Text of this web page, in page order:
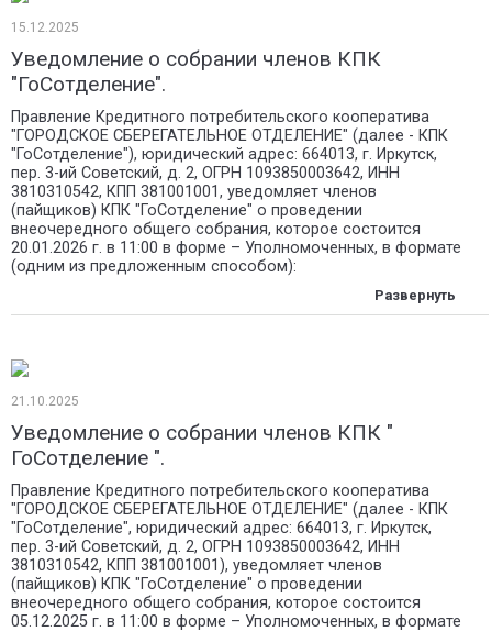
15.12.2025
Уведомление о собрании членов КПК
"ГоСотделение".
Правление Кредитного потребительского кооператива
"ГОРОДСКОЕ СБЕРЕГАТЕЛЬНОЕ ОТДЕЛЕНИЕ" (далее - КПК
"ГоСотделение"), юридический адрес: 664013, г. Иркутск,
пер. 3-ий Советский, д. 2, ОГРН 1093850003642, ИНН
3810310542, КПП 381001001, уведомляет членов
(пайщиков) КПК "ГоСотделение" о проведении
внеочередного общего собрания, которое состоится
20.01.2026 г. в 11:00 в форме – Уполномоченных, в формате
(одним из предложенным способом):
21.10.2025
Уведомление о собрании членов КПК "
ГоСотделение ".
Правление Кредитного потребительского кооператива
"ГОРОДСКОЕ СБЕРЕГАТЕЛЬНОЕ ОТДЕЛЕНИЕ" (далее - КПК
"ГоСотделение", юридический адрес: 664013, г. Иркутск,
пер. 3-ий Советский, д. 2, ОГРН 1093850003642, ИНН
3810310542, КПП 381001001), уведомляет членов
(пайщиков) КПК "ГоСотделение" о проведении
внеочередного общего собрания, которое состоится
05.12.2025 г. в 11:00 в форме – Уполномоченных, в формате